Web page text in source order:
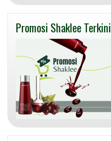
Promosi Shaklee Terkini